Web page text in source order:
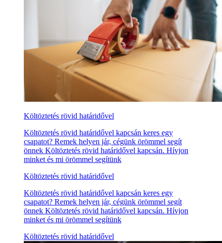
Költöztetés rövid határidővel
Költöztetés rövid határidővel kapcsán keres egy
csapatot? Remek helyen jár, cégünk örömmel segít
önnek Költöztetés rövid határidővel kapcsán. Hívjon
minket és mi örömmel segítünk
Költöztetés rövid határidővel
Költöztetés rövid határidővel kapcsán keres egy
csapatot? Remek helyen jár, cégünk örömmel segít
önnek Költöztetés rövid határidővel kapcsán. Hívjon
minket és mi örömmel segítünk
Költöztetés rövid határidővel